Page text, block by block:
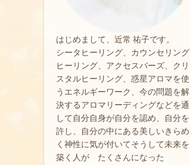
はじめまして、近常 祐子です。
シータヒーリング、カウンセリング
ヒーリング、アクセスバーズ、クリ
スタルヒーリング、惑星アロマを使
うエネルギーワーク、今の問題を解
決するアロマリーディングなどを通
して自分自身が自分を認め、自分を
許し、自分の中にある美しいきらめ
く神性に気が付いてそうして未来を
築く人が たくさんになった